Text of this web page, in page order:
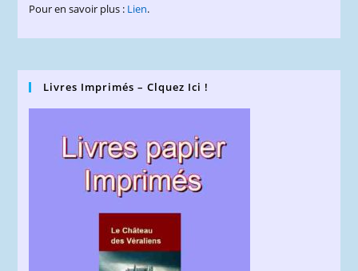
Pour en savoir plus : Lien.
Livres Imprimés – Clquez Ici !